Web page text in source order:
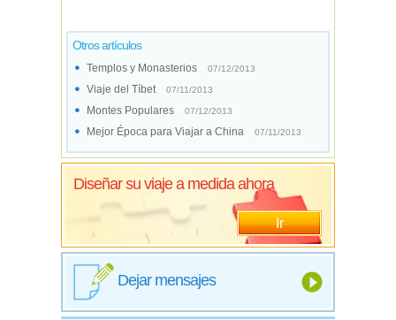
Otros artículos
Templos y Monasterios 07/12/2013
Viaje del Tíbet 07/11/2013
Montes Populares 07/12/2013
Mejor Época para Viajar a China 07/11/2013
Diseñar su viaje a medida ahora
Ir
Dejar mensajes